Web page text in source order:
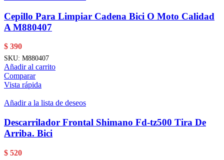
Cepillo Para Limpiar Cadena Bici O Moto Calidad
A M880407
$ 390
SKU: M880407
Añadir al carrito
Comparar
Vista rápida
Añadir a la lista de deseos
Descarrilador Frontal Shimano Fd-tz500 Tira De
Arriba. Bici
$ 520